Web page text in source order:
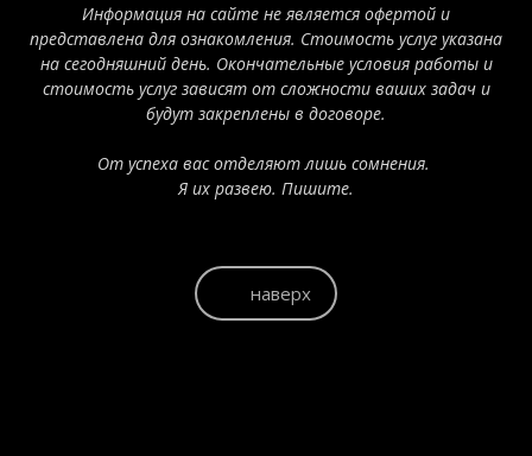
Информация на сайте не является офертой и
представлена для ознакомления. Стоимость услуг указана
на сегодняшний день. Окончательные условия работы и
стоимость услуг зависят от сложности ваших задач и
будут закреплены в договоре.
От успеха вас отделяют лишь сомнения.
Я их развею. Пишите.
наверх